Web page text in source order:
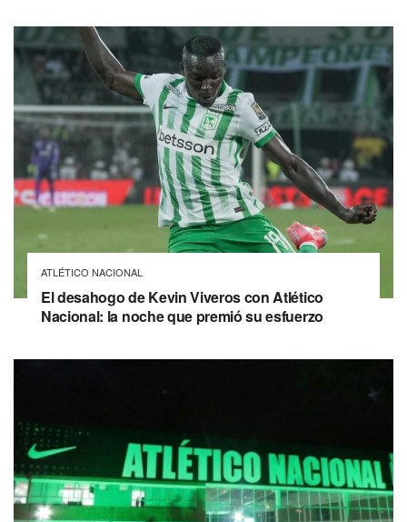
ATLÉTICO NACIONAL
El desahogo de Kevin Viveros con Atlético
Nacional: la noche que premió su esfuerzo